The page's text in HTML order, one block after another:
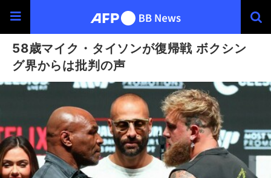
58歳マイク・タイソンが復帰戦 ボクシン
グ界からは批判の声